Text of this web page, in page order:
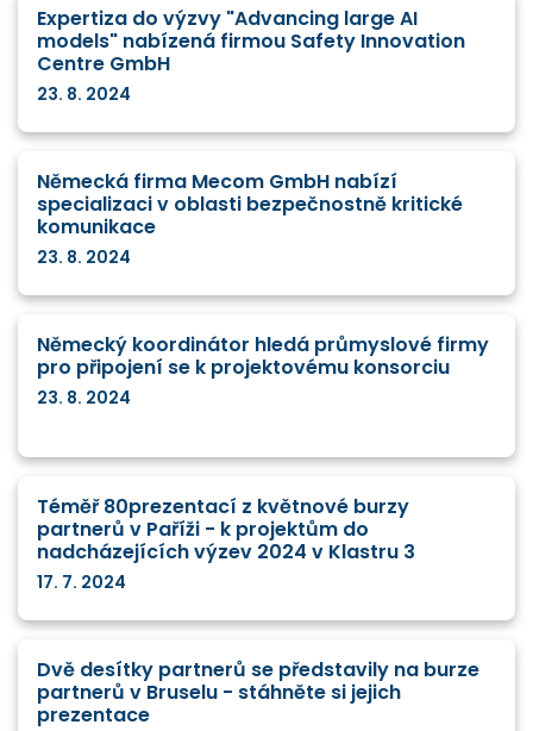
Expertiza do výzvy "Advancing large AI
models" nabízená firmou Safety Innovation
Centre GmbH
23. 8. 2024
Německá firma Mecom GmbH nabízí
specializaci v oblasti bezpečnostně kritické
komunikace
23. 8. 2024
Německý koordinátor hledá průmyslové firmy
pro připojení se k projektovému konsorciu
23. 8. 2024
Téměř 80prezentací z květnové burzy
partnerů v Paříži - k projektům do
nadcházejících výzev 2024 v Klastru 3
17. 7. 2024
Dvě desítky partnerů se představily na burze
partnerů v Bruselu - stáhněte si jejich
prezentace